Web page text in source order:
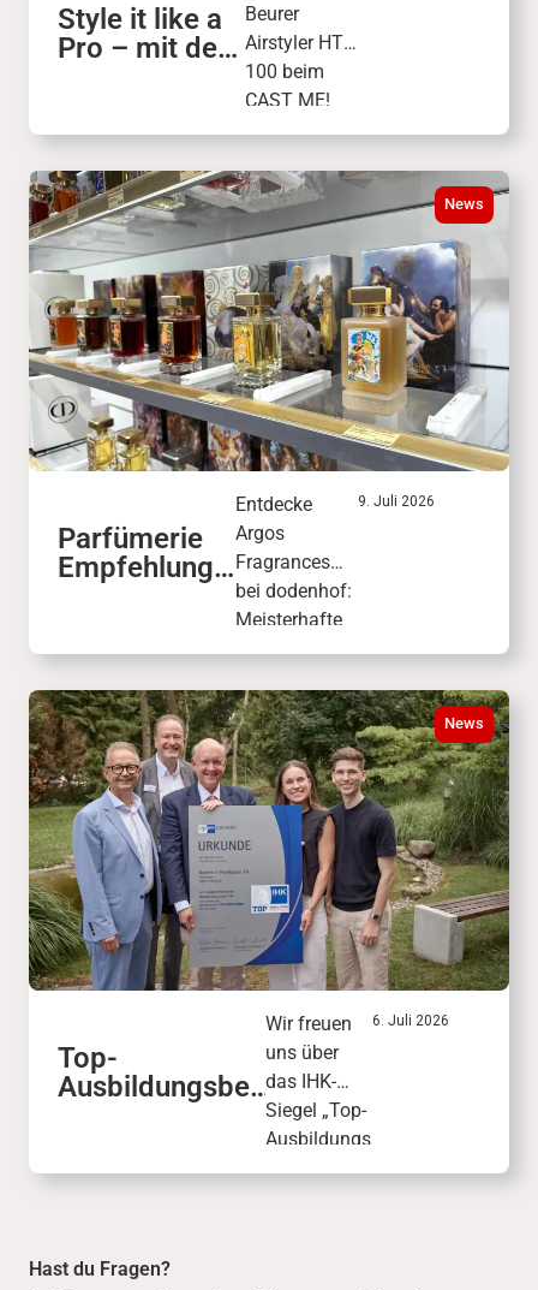
Style it like a
Pro – mit dem
100
Beurer
Airstyler HT
100 beim
CAST ME!
Finale am 26.
Freu dich auf
Live-Stylings,
Profi-Tipps
und
vielseitige
Looks.
News
Parfümerie
Empfehlung:
S
Entdecke
Argos
Fragrances
bei dodenhof:
Meisterhafte
Luxusdüfte
of Bacchus“
verbinden die
faszinierende
Welt der
antiken
Mythologie.
9. Juli 2026
News
Top-
Ausbildungsbet
dodenhof aus
Wir freuen
uns über
das IHK-
Siegel „Top-
Ausbildungs
betrieb“: Mit
6. Juli 2026
Hast du Fragen?